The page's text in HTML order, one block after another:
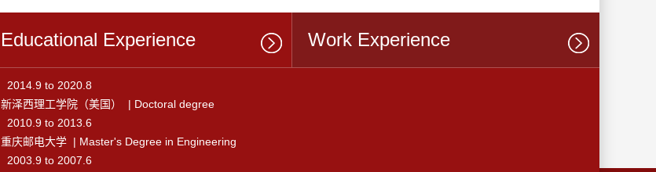
Educational Experience Work Experience
2014.9 to 2020.8
新泽西理工学院（美国） | Doctoral degree
2010.9 to 2013.6
重庆邮电大学 | Master's Degree in Engineering
2003.9 to 2007.6